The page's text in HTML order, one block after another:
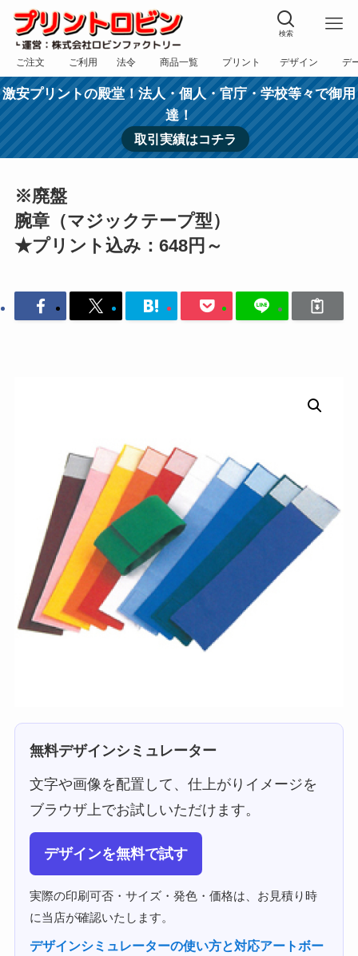
検索
ご注文
フォーム
ご利用
規約
法令
表記
商品一覧
カテゴリー
プリント
方法
デザイン
依頼
デ
入
激安プリントの殿堂！法人・個人・官庁・学校等々で御用
達！
取引実績はコチラ
※廃盤
腕章（マジックテープ型）
★プリント込み：648円～
無料デザインシミュレーター
文字や画像を配置して、仕上がりイメージを
ブラウザ上でお試しいただけます。
デザインを無料で試す
実際の印刷可否・サイズ・発色・価格は、お見積り時
に当店が確認いたします。
デザインシミュレーターの使い方と対応アートボー